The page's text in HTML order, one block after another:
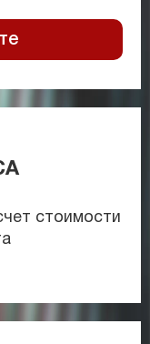
стоимости